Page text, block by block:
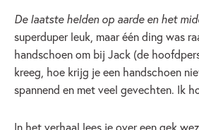
De laatste helden op aarde en het
superduper leuk, maar één ding was
handschoen om bij Jack (de
kreeg, hoe krijg je een handschoen
spannend en met veel gevechten. Ik
In het verhaal lees je over een gek